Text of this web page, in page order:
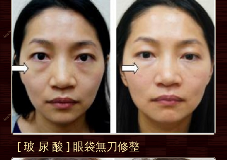
[ 玻 尿 酸 ] 眼袋無刀修整